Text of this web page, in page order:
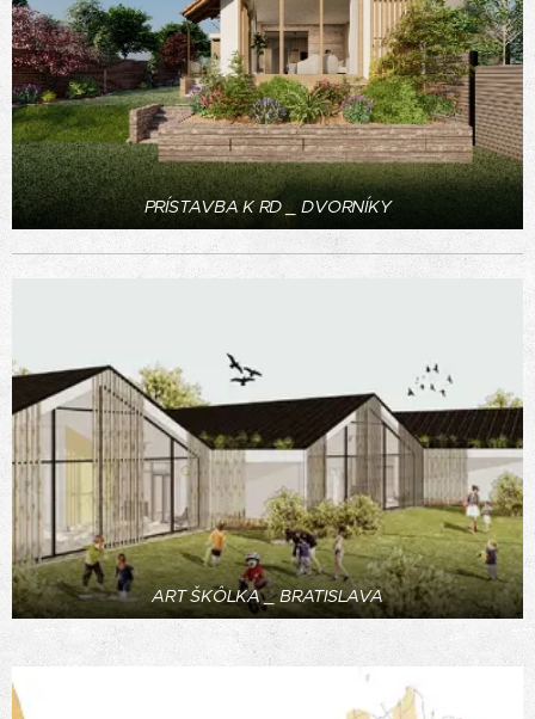
PRÍSTAVBA K RD _ DVORNÍKY
ART ŠKÔLKA _ BRATISLAVA